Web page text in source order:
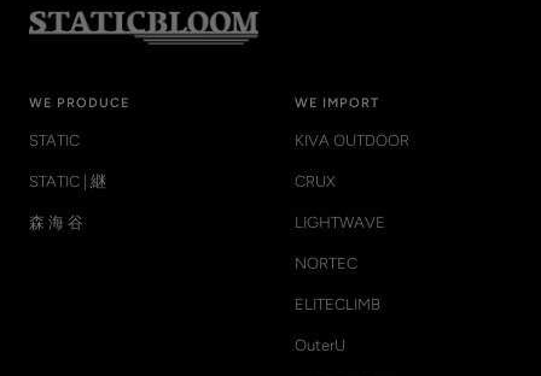
WE PRODUCE
STATIC
STATIC | 継
森 海 谷
WE IMPORT
KIVA OUTDOOR
CRUX
LIGHTWAVE
NORTEC
ELITECLIMB
OuterU